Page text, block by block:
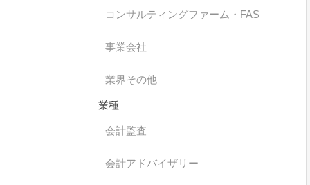
コンサルティングファーム・FAS
事業会社
業界その他
業種
会計監査
会計アドバイザリー